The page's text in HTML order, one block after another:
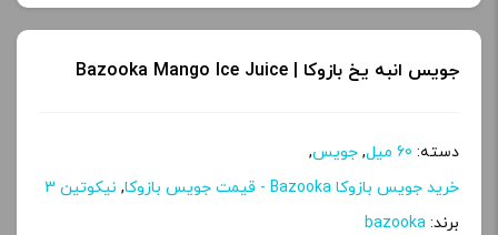
جویس انبه یخ بازوکا | Bazooka Mango Ice Juice
دسته: 60 میل , جویس,
خرید جویس بازوکا Bazooka - قیمت جویس بازوکا
, نیکوتین 3
برند: bazooka